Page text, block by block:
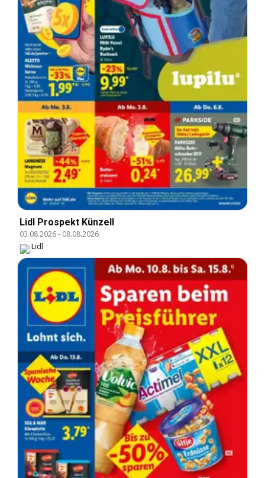
Lidl Prospekt Künzell
03.08.2026- 08.08.2026
Lidl